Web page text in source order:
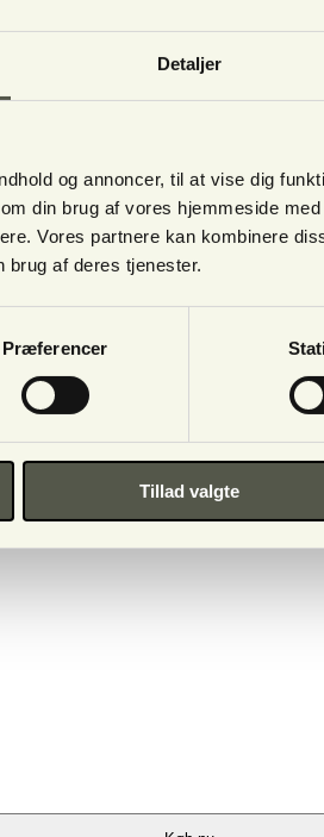
Detaljer
og annoncer, til at vise dig
din brug af vores hjemmeside
Vores partnere kan kombinere
brug af deres tjenester.
Præferencer
Tillad valgte
til at komme videre.
sig.
døren til dit spirituelle
får kaffe/te formiddag og eftermiddag